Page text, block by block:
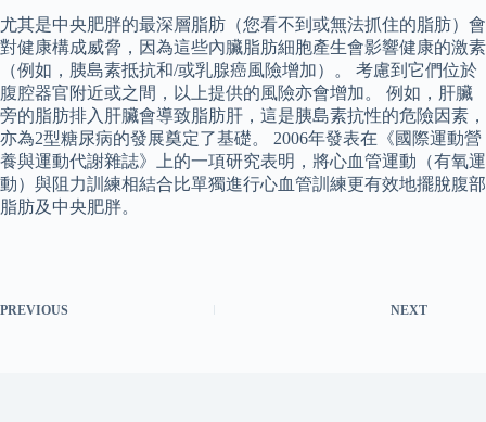
尤其是中央肥胖的最深層脂肪（您看不到或無法抓住的脂肪）會
對健康構成威脅，因為這些內臟脂肪細胞產生會影響健康的激素
（例如，胰島素抵抗和/或乳腺癌風險增加）。 考慮到它們位於
腹腔器官附近或之間，以上提供的風險亦會增加。 例如，肝臟
旁的脂肪排入肝臟會導致脂肪肝，這是胰島素抗性的危險因素，
亦為2型糖尿病的發展奠定了基礎。 2006年發表在《國際運動營
養與運動代謝雜誌》上的一項研究表明，將心血管運動（有氧運
動）與阻力訓練相結合比單獨進行心血管訓練更有效地擺脫腹部
脂肪及中央肥胖。
PREVIOUS NEXT